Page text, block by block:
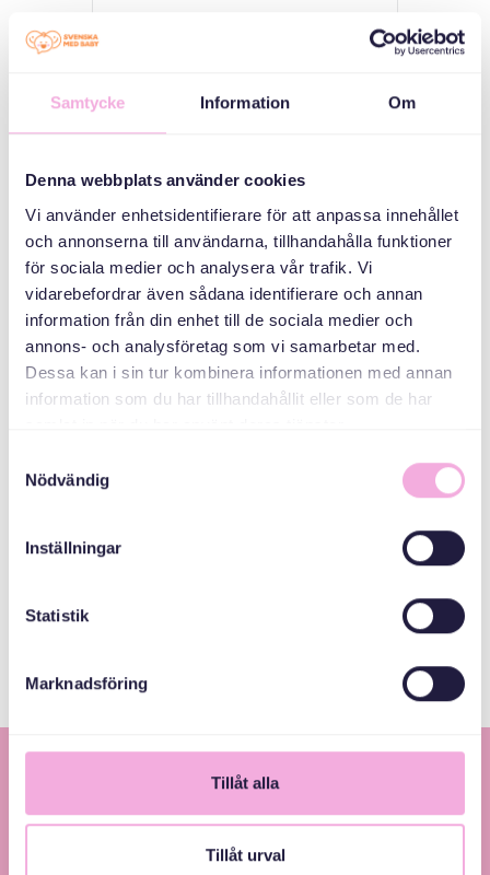
Samtycke Information Om
Denna webbplats använder cookies
Vi använder enhetsidentifierare för att anpassa innehållet
och annonserna till användarna, tillhandahålla funktioner
för sociala medier och analysera vår trafik. Vi
vidarebefordrar även sådana identifierare och annan
information från din enhet till de sociala medier och
annons- och analysföretag som vi samarbetar med.
Dessa kan i sin tur kombinera informationen med annan
information som du har tillhandahållit eller som de har
Nödvändig
Inställningar
Statistik
Marknadsföring
Tillåt alla
Tillåt urval
Sığınmacılar ve
Ukraynalı mülteciler
için toplantılar
ORGANIZATÖR
bokningen@svenskamedbaby.se